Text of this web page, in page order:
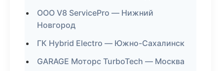
ООО V8 ServicePro — Нижний
Новгород
ГК Hybrid Electro — Южно-Сахалинск
GARAGE Моторс TurboTech — Москва